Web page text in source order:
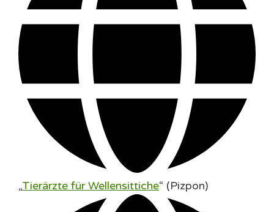
„Tierärzte für Wellensittiche“ (Pizpon)